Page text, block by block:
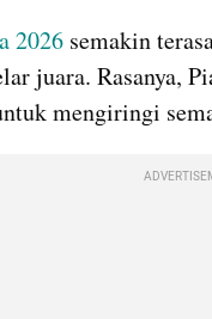
2026 semakin
juara. Rasanya,
mengiringi